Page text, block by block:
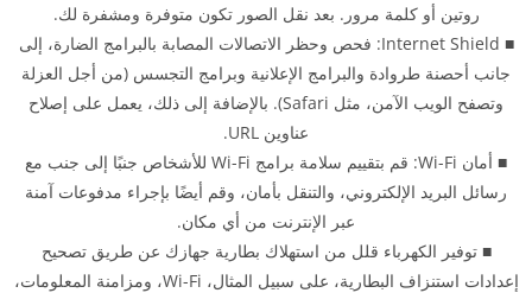
روتين أو كلمة مرور. بعد نقل الصور تكون متوفرة ومشفرة لك.
■ Internet Shield: فحص وحظر الاتصالات المصابة بالبرامج الضارة، إلى
جانب أحصنة طروادة والبرامج الإعلانية وبرامج التجسس (من أجل العزلة
وتصفح الويب الآمن، مثل Safari). بالإضافة إلى ذلك، يعمل على إصلاح
عناوين URL.
■ أمان Wi-Fi: قم بتقييم سلامة برامج Wi-Fi للأشخاص جنبًا إلى جنب مع
رسائل البريد الإلكتروني، والتنقل بأمان، وقم أيضًا بإجراء مدفوعات آمنة
عبر الإنترنت من أي مكان.
■ توفير الكهرباء قلل من استهلاك بطارية جهازك عن طريق تصحيح
إعدادات استنزاف البطارية، على سبيل المثال، Wi-Fi، ومزامنة المعلومات،